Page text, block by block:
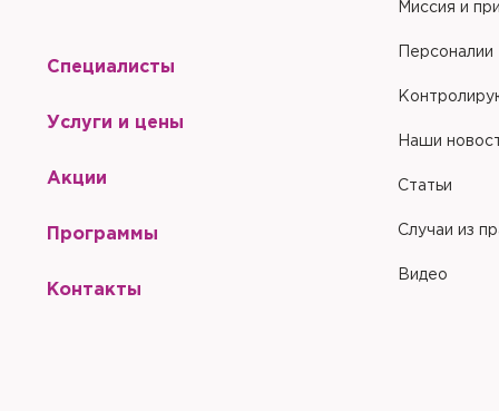
Специалисты
Услуги и цены
Акции
Программы
Контакты
Миссия и
Персоналии
Наши
Статьи
Случаи из
Видео